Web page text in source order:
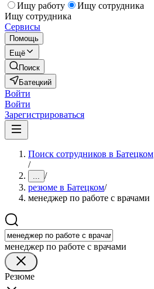
Ищу работу
Ищу сотрудника
Ищу сотрудника
Сервисы
Помощь
Ещё
Поиск
Батецкий
Войти
Войти
Зарегистрироваться
Поиск сотрудников в Батецком
/
... /
резюме в Батецком/
менеджер по работе с врачами
менеджер по работе с врачами
Резюме